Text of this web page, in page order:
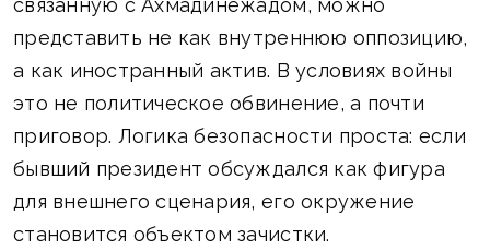
связанную с Ахмадинежадом, можно
представить не как внутреннюю оппозицию,
а как иностранный актив. В условиях войны
это не политическое обвинение, а почти
приговор. Логика безопасности проста: если
бывший президент обсуждался как фигура
для внешнего сценария, его окружение
становится объектом зачистки.